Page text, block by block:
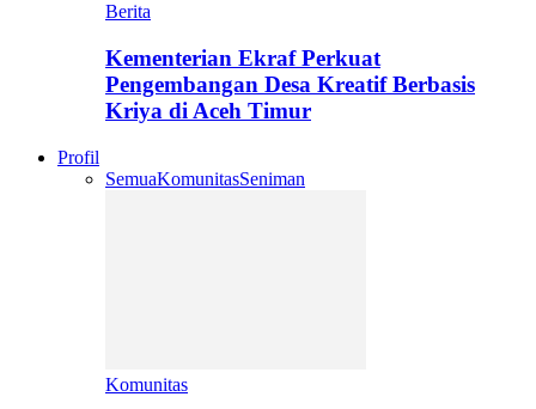
Berita
Kementerian Ekraf Perkuat
Pengembangan Desa Kreatif Berbasis
Kriya di Aceh Timur
Profil
SemuaKomunitasSeniman
Komunitas